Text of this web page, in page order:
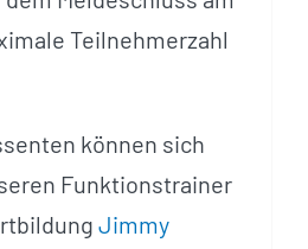
Teilnehmerzahl
können sich
Funktionstrainer
Jimmy